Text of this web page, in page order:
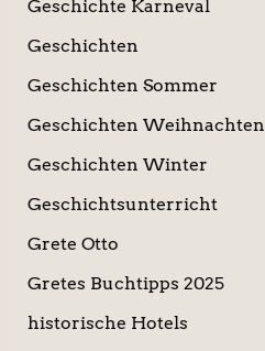
Geschichte Karneval
Geschichten
Geschichten Sommer
Geschichten Weihnachten
Geschichten Winter
Geschichtsunterricht
Grete Otto
Gretes Buchtipps 2025
historische Hotels